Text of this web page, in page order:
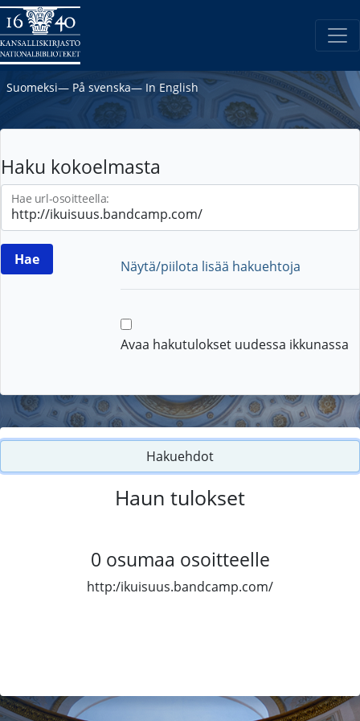
Suomeksi― På svenska― In English
Haku kokoelmasta
Hae url-osoitteella:
Näytä/piilota lisää hakuehtoja
Avaa hakutulokset uudessa ikkunassa
Hakuehdot
Haun tulokset
0 osumaa osoitteelle
http:/ikuisuus.bandcamp.com/